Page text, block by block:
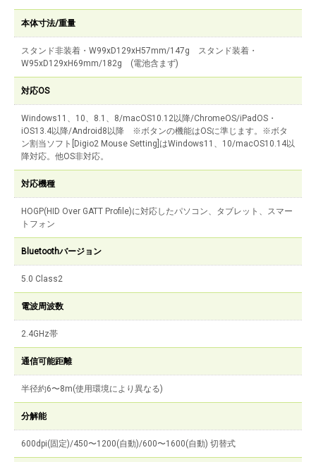
本体寸法/重量
スタンド非装着・W99xD129xH57mm/147g スタンド装着・
W95xD129xH69mm/182g (電池含まず)
対応OS
Windows11、10、8.1、8/macOS10.12以降/ChromeOS/iPadOS・
iOS13.4以降/Android8以降 ※ボタンの機能はOSに準じます。※ボタ
ン割当ソフト[Digio2 Mouse Setting]はWindows11、10/macOS10.14以
降対応。他OS非対応。
対応機種
HOGP(HID Over GATT Profile)に対応したパソコン、タブレット、スマー
トフォン
Bluetoothバージョン
5.0 Class2
電波周波数
2.4GHz帯
通信可能距離
半径約6〜8m(使用環境により異なる)
分解能
600dpi(固定)/450〜1200(自動)/600〜1600(自動) 切替式